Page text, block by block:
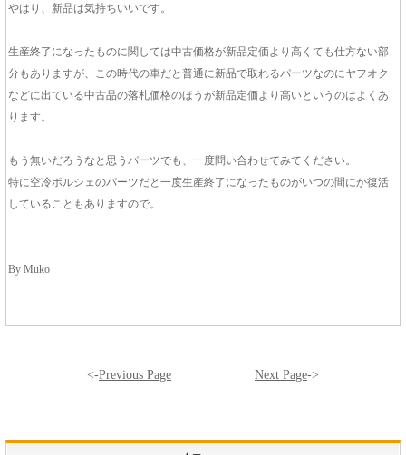
やはり、新品は気持ちいいです。
生産終了になったものに関しては中古価格が新品定価より高くても仕方ない部
分もありますが、この時代の車だと普通に新品で取れるパーツなのにヤフオク
などに出ている中古品の落札価格のほうが新品定価より高いというのはよくあ
ります。
もう無いだろうなと思うパーツでも、一度問い合わせてみてください。
特に空冷ポルシェのパーツだと一度生産終了になったものがいつの間にか復活
していることもありますので。
By Muko
<-Previous Page Next Page->